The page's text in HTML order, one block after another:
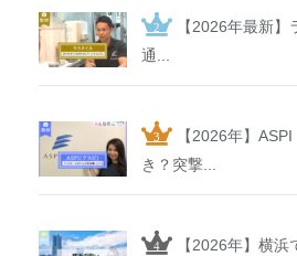
【2026年最新
通...
【2026年】
き？突撃...
【2026年】横